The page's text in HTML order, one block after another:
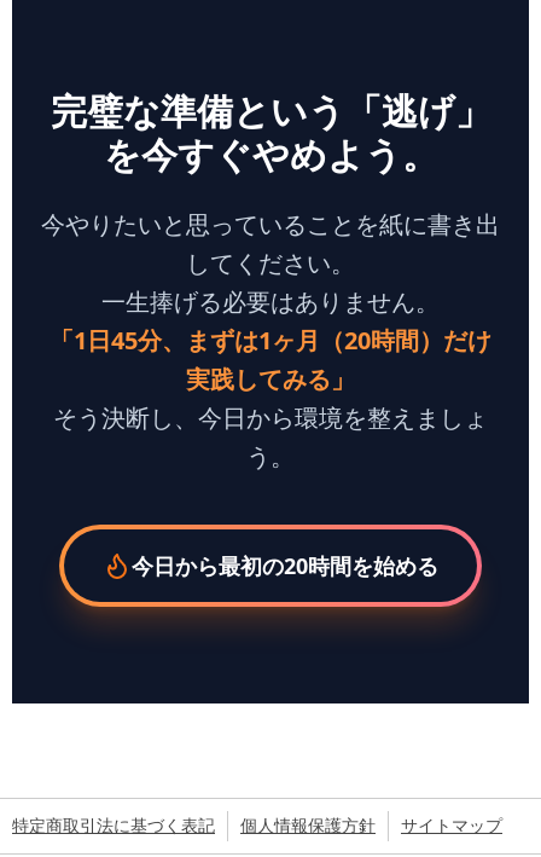
特定商取引法に基づく表記 個人情報保護方針 サイトマップ